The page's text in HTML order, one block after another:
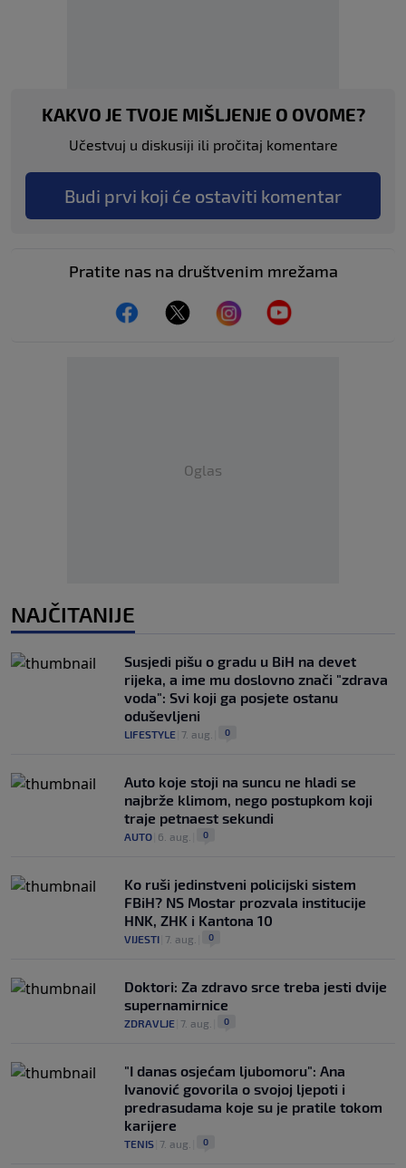
KAKVO JE TVOJE MIŠLJENJE O OVOME?
Učestvuj u diskusiji ili pročitaj komentare
Budi prvi koji će ostaviti komentar
Pratite nas na društvenim mrežama
Oglas
NAJČITANIJE
Susjedi pišu o gradu u BiH na devet
rijeka, a ime mu doslovno znači "zdrava
voda": Svi koji ga posjete ostanu
oduševljeni
LIFESTYLE 7. aug. 0
Auto koje stoji na suncu ne hladi se
najbrže klimom, nego postupkom koji
traje petnaest sekundi
AUTO 6. aug. 0
Ko ruši jedinstveni policijski sistem
FBiH? NS Mostar prozvala institucije
HNK, ZHK i Kantona 10
VIJESTI 7. aug. 0
Doktori: Za zdravo srce treba jesti dvije
supernamirnice
ZDRAVLJE 7. aug. 0
"I danas osjećam ljubomoru": Ana
Ivanović govorila o svojoj ljepoti i
predrasudama koje su je pratile tokom
karijere
TENIS 7. aug. 0